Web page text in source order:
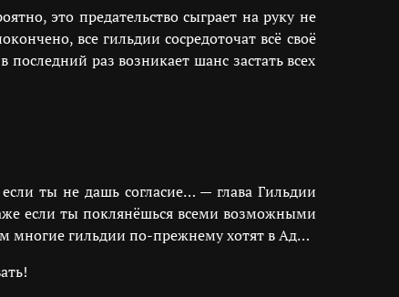
это предательство сыграет на руку не
все гильдии сосредоточат всё своё
раз возникает шанс застать всех
ты не дашь согласие… — глава Гильдии
если ты поклянёшься всеми возможными
многие гильдии по-прежнему хотят в Ад…